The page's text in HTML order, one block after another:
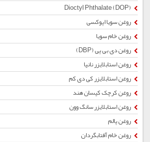
روغن سویا اپوکسی
روغن خام سویا
روغن دی بی پی (DBP)
روغن استابلایزر نانیا
روغن استابلایزر کی دی کم
روغن کرچک کیسان هند
روغن استابلایزر سانگ وون
روغن پالم
روغن خام آفتابگردان